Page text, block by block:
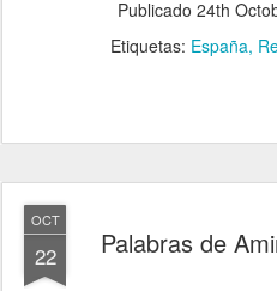
Publicado 24th
Etiquetas: España
OCT
22 Palabras de